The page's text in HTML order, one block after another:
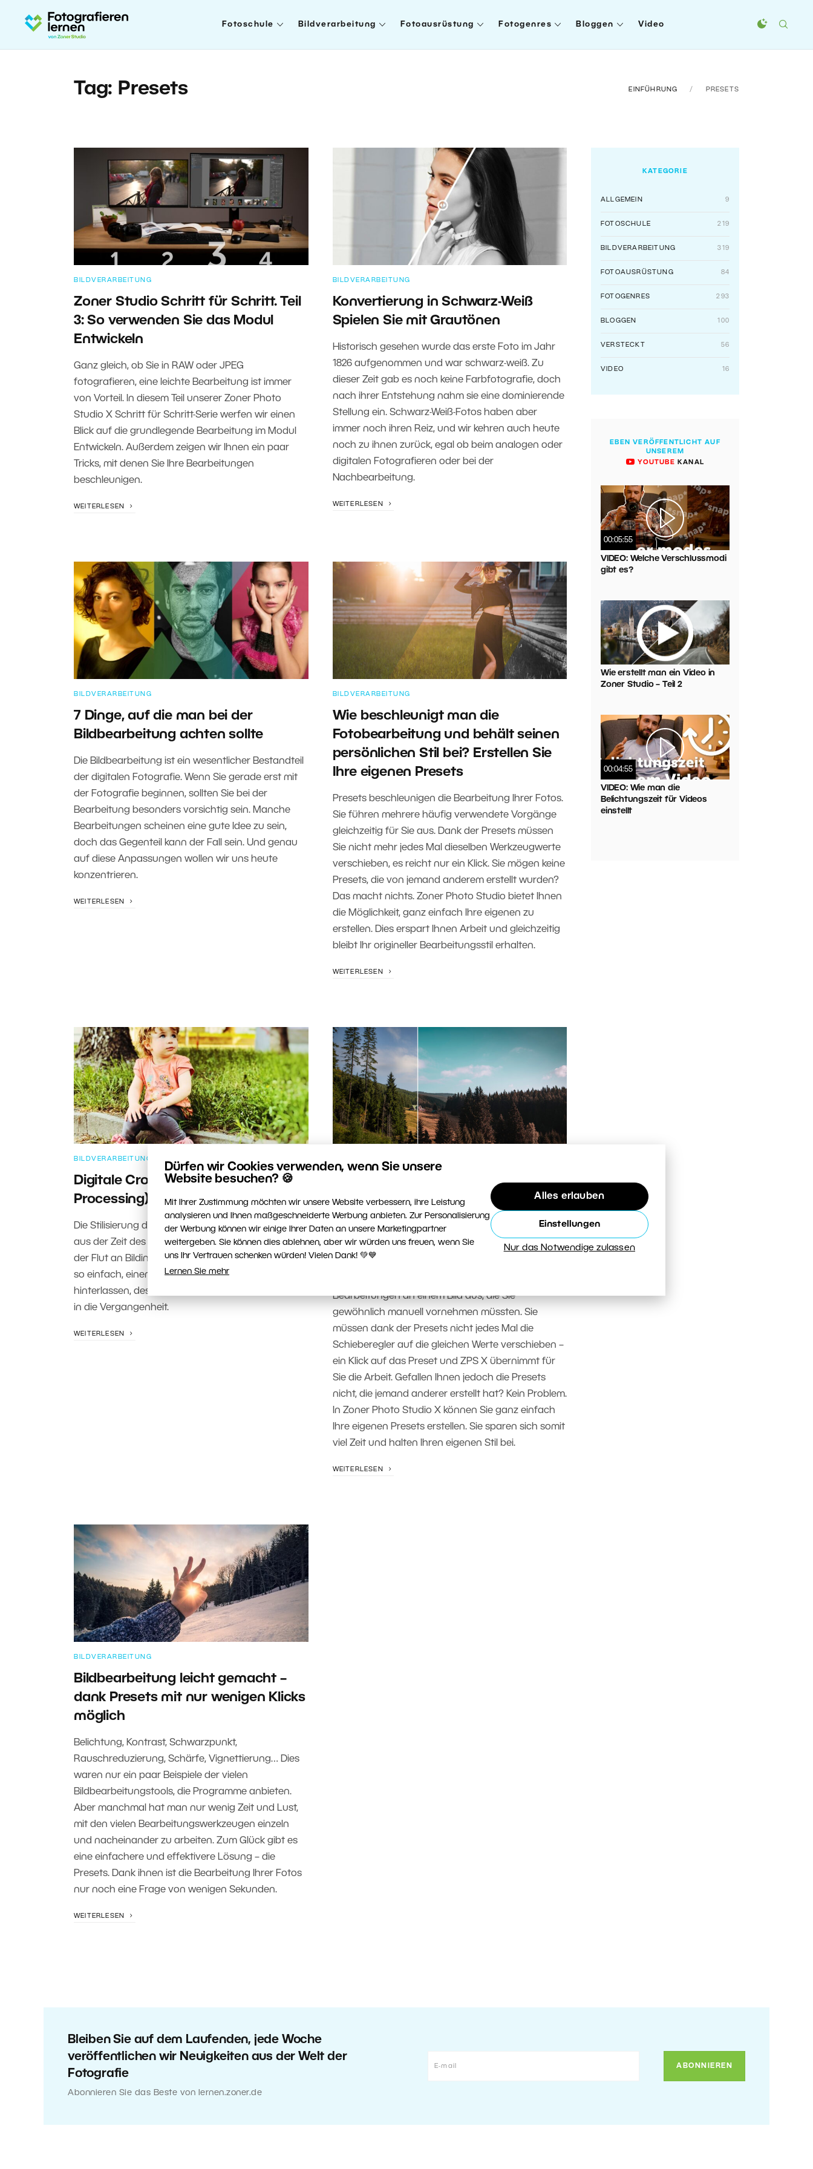
Dürfen wir Cookies verwenden, wenn Sie unsere
Website besuchen? 🍪
Mit Ihrer Zustimmung möchten wir unsere Website verbessern, ihre Leistung
analysieren und Ihnen maßgeschneiderte Werbung anbieten. Zur Personalisierung
der Werbung können wir einige Ihrer Daten an unsere Marketingpartner
weitergeben. Sie können dies ablehnen, aber wir würden uns freuen, wenn Sie
uns Ihr Vertrauen schenken würden! Vielen Dank! 💚💙
Lernen Sie mehr
Alles erlauben
Einstellungen
Nur das Notwendige zulassen
Fotoschule Bildverarbeitung Fotoausrüstung Fotogenres Bloggen Video
Tag: Presets EINFÜHRUNG PRESETS
BILDVERARBEITUNG
Zoner Studio Schritt für Schritt. Teil
3: So verwenden Sie das Modul
Entwickeln
Ganz gleich, ob Sie in RAW oder JPEG
fotografieren, eine leichte Bearbeitung ist immer
von Vorteil. In diesem Teil unserer Zoner Photo
Studio X Schritt für Schritt-Serie werfen wir einen
Blick auf die grundlegende Bearbeitung im Modul
Entwickeln. Außerdem zeigen wir Ihnen ein paar
Tricks, mit denen Sie Ihre Bearbeitungen
beschleunigen.
WEITERLESEN
BILDVERARBEITUNG
Konvertierung in Schwarz-Weiß
Spielen Sie mit Grautönen
Historisch gesehen wurde das erste Foto im Jahr
1826 aufgenommen und war schwarz-weiß. Zu
dieser Zeit gab es noch keine Farbfotografie, doch
nach ihrer Entstehung nahm sie eine dominierende
Stellung ein. Schwarz-Weiß-Fotos haben aber
immer noch ihren Reiz, und wir kehren auch heute
noch zu ihnen zurück, egal ob beim analogen oder
digitalen Fotografieren oder bei der
Nachbearbeitung.
WEITERLESEN
BILDVERARBEITUNG
7 Dinge, auf die man bei der
Bildbearbeitung achten sollte
Die Bildbearbeitung ist ein wesentlicher Bestandteil
der digitalen Fotografie. Wenn Sie gerade erst mit
der Fotografie beginnen, sollten Sie bei der
Bearbeitung besonders vorsichtig sein. Manche
Bearbeitungen scheinen eine gute Idee zu sein,
doch das Gegenteil kann der Fall sein. Und genau
auf diese Anpassungen wollen wir uns heute
konzentrieren.
WEITERLESEN
BILDVERARBEITUNG
Wie beschleunigt man die
Fotobearbeitung und behält seinen
persönlichen Stil bei? Erstellen Sie
Ihre eigenen Presets
Presets beschleunigen die Bearbeitung Ihrer Fotos.
Sie führen mehrere häufig verwendete Vorgänge
gleichzeitig für Sie aus. Dank der Presets müssen
Sie nicht mehr jedes Mal dieselben Werkzeugwerte
verschieben, es reicht nur ein Klick. Sie mögen keine
Presets, die von jemand anderem erstellt wurden?
Das macht nichts. Zoner Photo Studio bietet Ihnen
die Möglichkeit, ganz einfach Ihre eigenen zu
erstellen. Dies erspart Ihnen Arbeit und gleichzeitig
bleibt Ihr origineller Bearbeitungsstil erhalten.
WEITERLESEN
BILDVERARBEITUNG
Digitale Crossentwicklung (Cross-
Processing)
Die Stilisierung der Digitalfotografie zum Retro-Stil
aus der Zeit des Kinofilms wird immer beliebter. In
der Flut an Bildinformationen ist es gar nicht mehr
so einfach, einen bleibenden Eindruck zu
hinterlassen, deshalb machen wir einen Abstecher
in die Vergangenheit.
WEITERLESEN
Wie kann man die Bildbearbeitung
beschleunigen und gleichzeitig den
eigenen Stil beibehalten? Erstellen
Sie hierzu eigene Presets
Bearbeitungen an einem Bild aus, die Sie
gewöhnlich manuell vornehmen müssten. Sie
müssen dank der Presets nicht jedes Mal die
Schieberegler auf die gleichen Werte verschieben –
ein Klick auf das Preset und ZPS X übernimmt für
Sie die Arbeit. Gefallen Ihnen jedoch die Presets
nicht, die jemand anderer erstellt hat? Kein Problem.
In Zoner Photo Studio X können Sie ganz einfach
Ihre eigenen Presets erstellen. Sie sparen sich somit
viel Zeit und halten Ihren eigenen Stil bei.
WEITERLESEN
BILDVERARBEITUNG
Bildbearbeitung leicht gemacht –
dank Presets mit nur wenigen Klicks
möglich
Belichtung, Kontrast, Schwarzpunkt,
Rauschreduzierung, Schärfe, Vignettierung… Dies
waren nur ein paar Beispiele der vielen
Bildbearbeitungstools, die Programme anbieten.
Aber manchmal hat man nur wenig Zeit und Lust,
mit den vielen Bearbeitungswerkzeugen einzeln
und nacheinander zu arbeiten. Zum Glück gibt es
eine einfachere und effektivere Lösung – die
Presets. Dank ihnen ist die Bearbeitung Ihrer Fotos
nur noch eine Frage von wenigen Sekunden.
WEITERLESEN
KATEGORIE
ALLGEMEIN 9
FOTOSCHULE 219
BILDVERARBEITUNG 319
FOTOAUSRÜSTUNG 84
FOTOGENRES 293
BLOGGEN 100
VERSTECKT 56
VIDEO 16
EBEN VERÖFFENTLICHT AUF
UNSEREM
YOUTUBE KANAL
00:05:55
VIDEO: Welche Verschlussmodi
gibt es?
Wie erstellt man ein Video in
Zoner Studio – Teil 2
00:04:55
VIDEO: Wie man die
Belichtungszeit für Videos
einstellt
Bleiben Sie auf dem Laufenden, jede Woche
veröffentlichen wir Neuigkeiten aus der Welt der
Fotografie
Abonnieren Sie das Beste von lernen.zoner.de